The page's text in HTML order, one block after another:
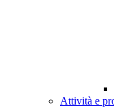
Attività e